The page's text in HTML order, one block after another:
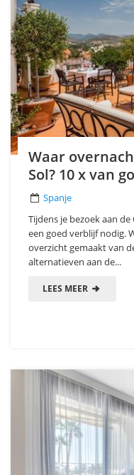
Waar
Sol? 10 x van
Spanje
Tijdens je bezoek aan
een goed verblijf nodig.
overzicht gemaakt van
alternatieven aan de...
LEES MEER